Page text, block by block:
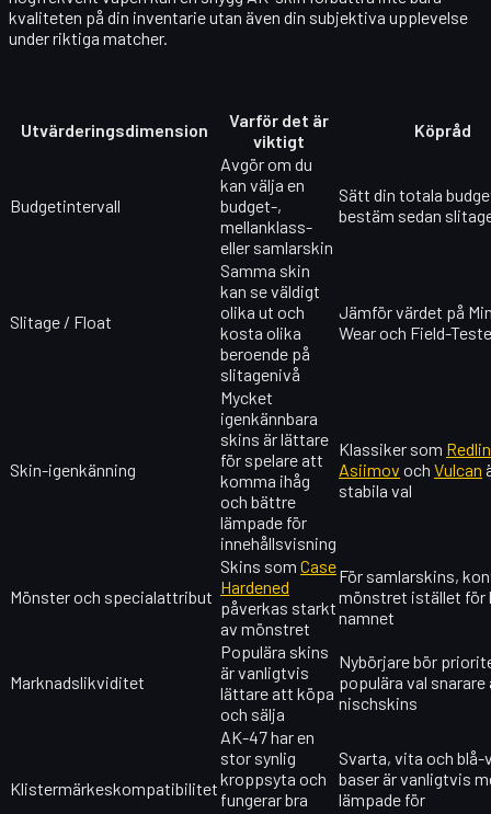
kvaliteten på din inventarie utan även din subjektiva upplevelse
under riktiga matcher.
Utvärderingsdimension
Varför det är
viktigt
Köpråd
Budgetintervall
Avgör om du
kan välja en
budget-,
mellanklass-
eller samlarskin
Sätt din totala
bestäm sedan
Slitage / Float
Samma skin
kan se väldigt
olika ut och
kosta olika
beroende på
slitagenivå
Jämför värdet på
Wear och Field-
Skin-igenkänning
Mycket
igenkännbara
skins är lättare
för spelare att
komma ihåg
och bättre
lämpade för
innehållsvisning
Klassiker som
Asiimov och Vulcan
stabila val
Mönster och specialattribut
Skins som Case
Hardened
påverkas starkt
av mönstret
För samlarskins,
mönstret istället för
namnet
Marknadslikviditet
Populära skins
är vanligtvis
lättare att köpa
och sälja
Nybörjare bör
populära val snarare
nischskins
Klistermärkeskompatibilitet
AK-47 har en
stor synlig
kroppsyta och
fungerar bra
Svarta, vita och blå-
baser är vanligtvis
lämpade för